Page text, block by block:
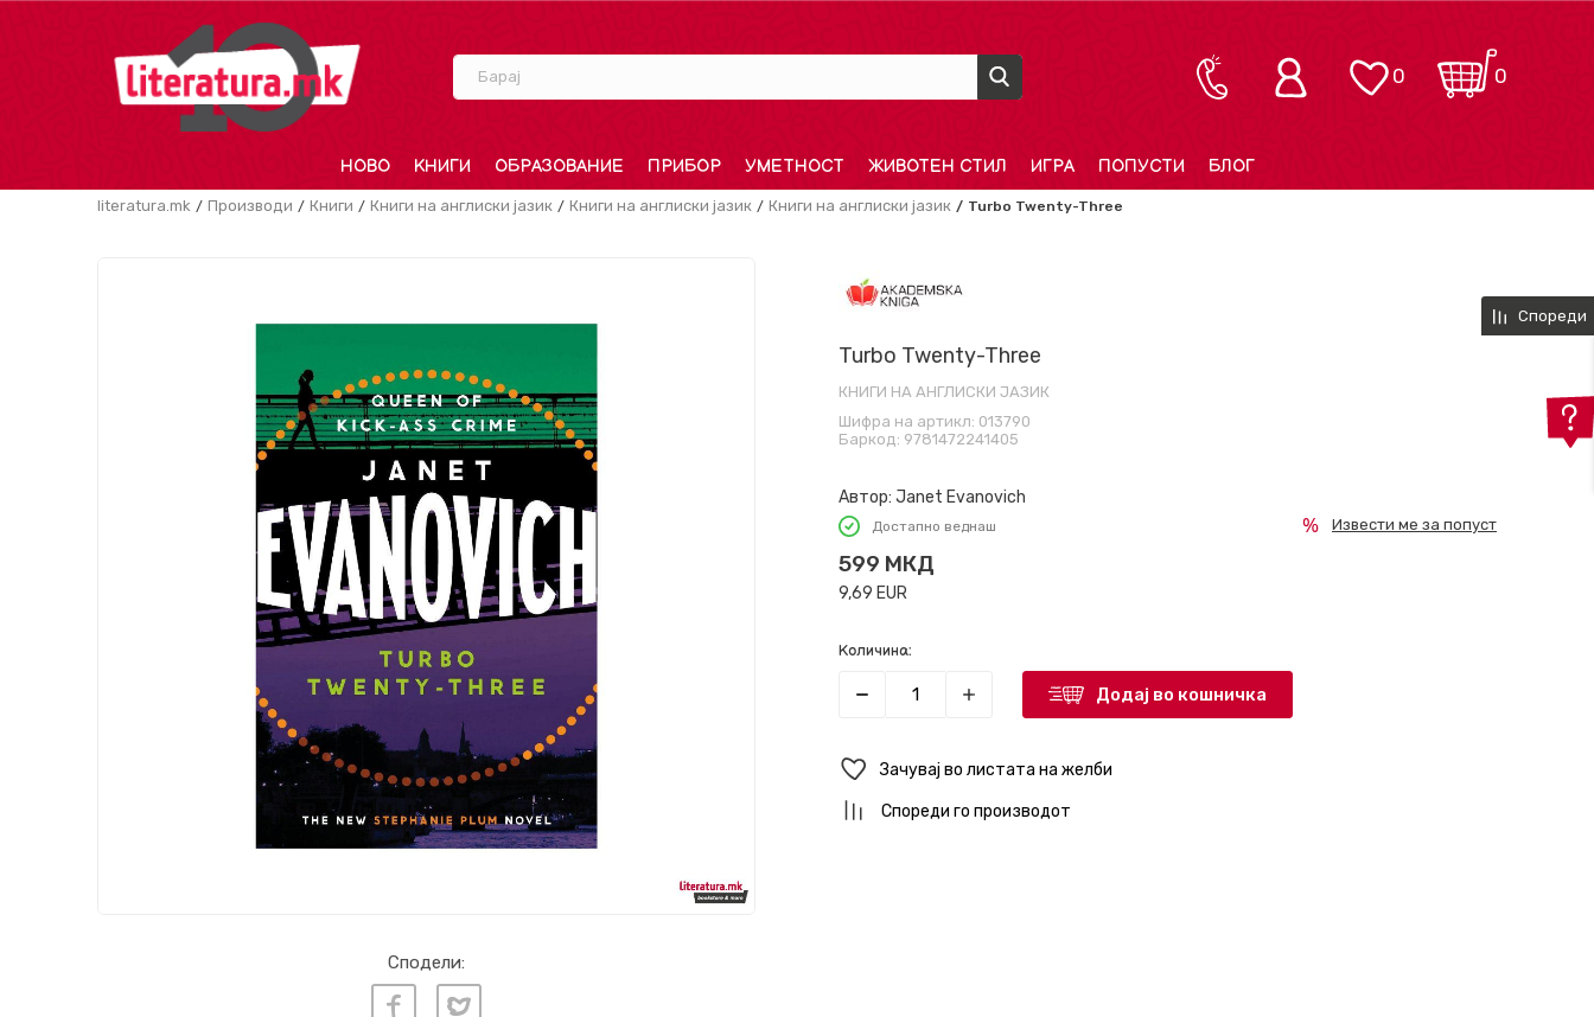
Барај 0
0
НОВО КНИГИ ОБРАЗОВАНИЕ ПРИБОР УМЕТНОСТ ЖИВОТЕН СТИЛ ИГРА ПОПУСТИ БЛОГ
literatura.mk Производи Книги Книги на англиски јазик Книги на англиски јазик Книги на англиски јазик Turbo Twenty-Three
Сподели:
Turbo Twenty-Three
КНИГИ НА АНГЛИСКИ ЈАЗИК
Шифра на артикл: 013790
Баркод: 9781472241405
Автор: Janet Evanovich
Достапно веднаш
599 МКД
9,69 EUR
Извести ме за попуст
Количина:
Додај во кошничка
Зачувај во листата на желби
Спореди го производот
Спореди